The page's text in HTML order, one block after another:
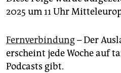
2025 um 11 Uhr
Fernverbindung– Der
erscheint jede Woche auf
Podcasts gibt.